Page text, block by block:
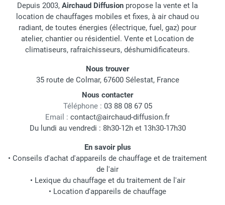
Depuis 2003, Airchaud Diffusion propose la vente et la
location de chauffages mobiles et fixes, à air chaud ou
radiant, de toutes énergies (électrique, fuel, gaz) pour
atelier, chantier ou résidentiel. Vente et Location de
climatiseurs, rafraichisseurs, déshumidificateurs.
Nous trouver
35 route de Colmar, 67600 Sélestat, France
Nous contacter
Téléphone : 03 88 08 67 05
Email : contact@airchaud-diffusion.fr
Du lundi au vendredi : 8h30-12h et 13h30-17h30
En savoir plus
• Conseils d'achat d'appareils de chauffage et de traitement
de l'air
• Lexique du chauffage et du traitement de l'air
• Location d'appareils de chauffage